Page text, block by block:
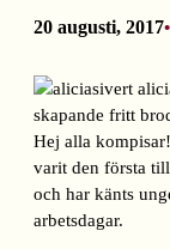
20 augusti, 2017•
Hej alla
varit den första
och har känts
arbetsdagar.